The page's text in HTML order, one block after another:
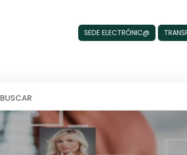
SEDE ELECTRÓNIC@
BUSCAR